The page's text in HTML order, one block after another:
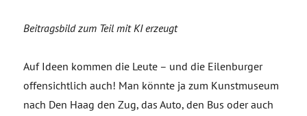
Beitragsbild zum Teil mit KI erzeugt
Auf Ideen kommen die Leute – und die Eilenburger
offensichtlich auch! Man könnte ja zum Kunstmuseum
nach Den Haag den Zug, das Auto, den Bus oder auch